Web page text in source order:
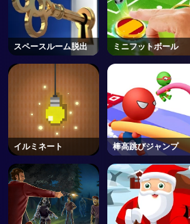
スペースルーム脱出 ミニフットボール
イルミネート 棒高跳びジャンプ